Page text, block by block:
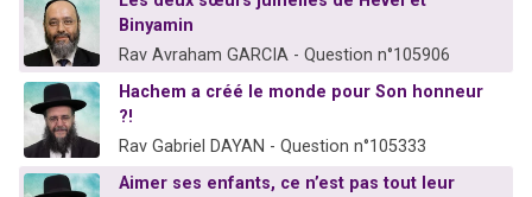
Binyamin
Rav Avraham GARCIA - Question n°105906
Hachem a créé le monde pour Son honneur
?!
Rav Gabriel DAYAN - Question n°105333
Aimer ses enfants, ce n’est pas tout leur